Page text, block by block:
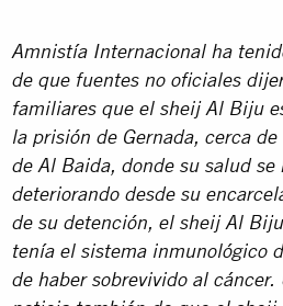
Amnistía Internacional ha
de que fuentes no oficiales
familiares que el sheij Al Biju
la prisión de Gernada, cerca
de Al Baida, donde su salud se
deteriorando desde su
de su detención, el sheij Al
tenía el sistema inmunológico
de haber sobrevivido al